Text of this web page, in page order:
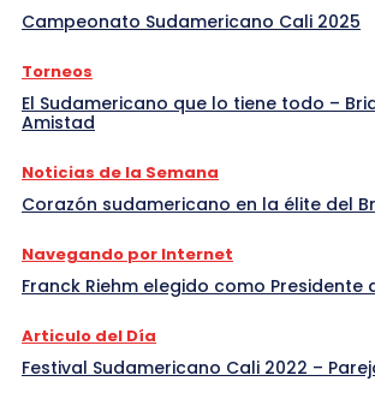
Campeonato Sudamericano Cali 2025
Torneos
El Sudamericano que lo tiene todo –
Amistad
Noticias de la Semana
Corazón sudamericano en la élite del
Navegando por Internet
Franck Riehm elegido como Presidente
Articulo del Día
Festival Sudamericano Cali 2022 –